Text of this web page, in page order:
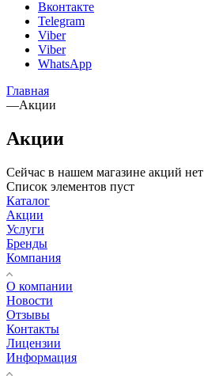
Вконтакте
Telegram
Viber
Viber
WhatsApp
Главная
—Акции
Акции
Сейчас в нашем магазине акций нет
Список элементов пуст
Каталог
Акции
Услуги
Бренды
Компания
О компании
Новости
Отзывы
Контакты
Лицензии
Информация